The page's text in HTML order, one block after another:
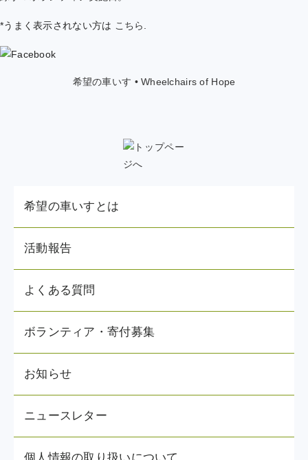
*うまく表示されない方は こちら.
希望の車いす • Wheelchairs of Hope
希望の車いすとは
活動報告
よくある質問
ボランティア・寄付募集
お知らせ
ニュースレター